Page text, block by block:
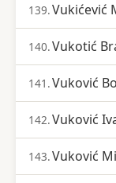
139.Vukićević
140.Vukotić
141.Vuković
142.Vuković
143.Vuković